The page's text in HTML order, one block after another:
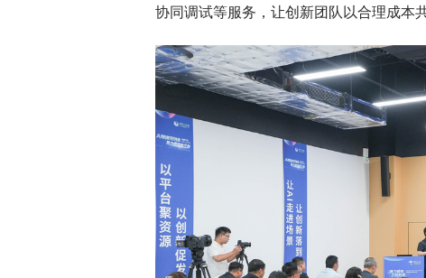
协同调试等服务，让创新团队以合理成本